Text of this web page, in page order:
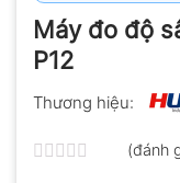
Máy đo độ
P12
Thương hiệu:
(đánh